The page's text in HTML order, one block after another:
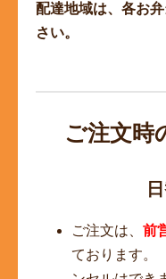
配達地域は、各お
さい。
ご注文時
ご注文は、 前
ております。